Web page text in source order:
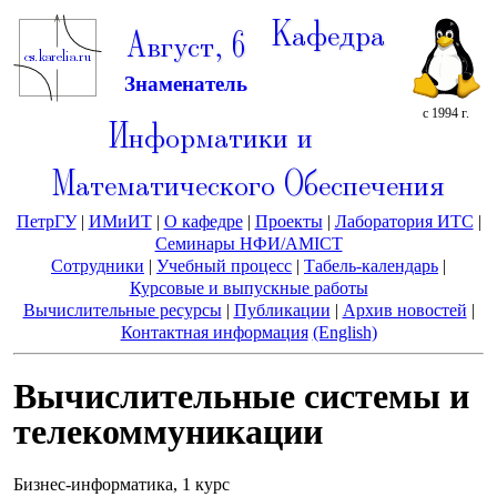
Август, 6
Знаменатель
с 1994 г.
Кафедра
Информатики и
Математического Обеспечения
ПетрГУ| ИМиИТ| О кафедре| Проекты| Лаборатория ИТС |
Семинары НФИ/AMICT
Сотрудники | Учебный процесс | Табель-календарь |
Курсовые и выпускные работы
Вычислительные ресурсы| Публикации | Архив новостей |
Контактная информация (English)
Вычислительные системы и
телекоммуникации
Бизнес-информатика, 1 курс